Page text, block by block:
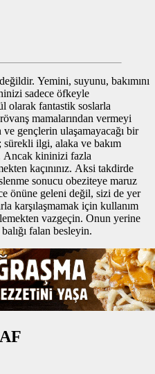
Yemini, suyunu, bakımını
sadece öfkeyle
olarak fantastik soslarla
mamalarından vermeyi
gençlerin ulaşamayacağı bir
ilgi, alaka ve bakım
Ancak kininizi fazla
kaçınınız. Aksi takdirde
sonucu obeziteye maruz
önüne geleni değil, sizi de yer
karşılaşmamak için kullanım
vazgeçin. Onun yerine
falan besleyin.